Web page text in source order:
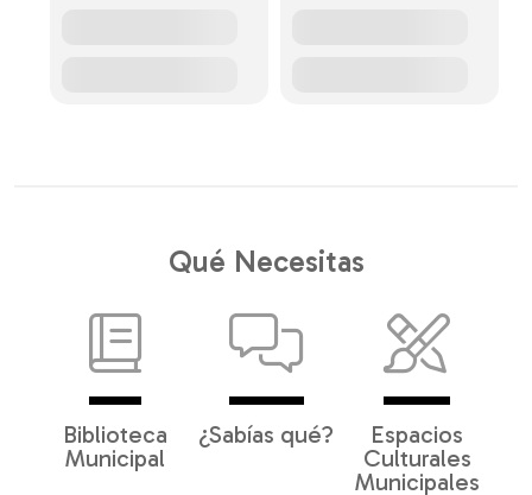
Qué Necesitas
Biblioteca
Municipal
¿Sabías qué?
Espacios
Culturales
Municipales